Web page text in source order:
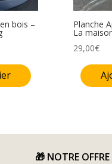
bois – Planche
La
29,00€
🎁 NOTRE OFFRE